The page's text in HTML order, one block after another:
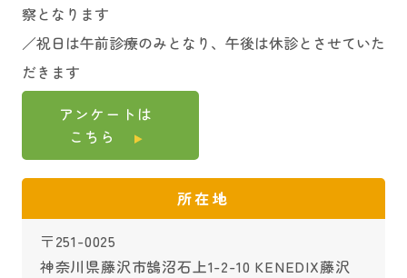
察となります
／祝日は午前診療のみとなり、午後は休診とさせていた
だきます
アンケートは
こちら
所在地
〒251-0025
神奈川県藤沢市鵠沼石上1-2-10 KENEDIX藤沢